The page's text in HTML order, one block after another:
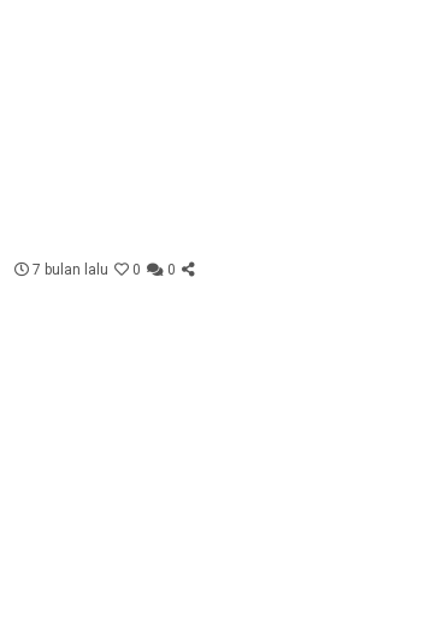
7 bulan lalu 0 0